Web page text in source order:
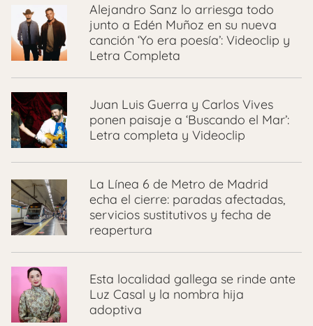
Alejandro Sanz lo arriesga todo
junto a Edén Muñoz en su nueva
canción ‘Yo era poesía’: Videoclip y
Letra Completa
Juan Luis Guerra y Carlos Vives
ponen paisaje a ‘Buscando el Mar’:
Letra completa y Videoclip
La Línea 6 de Metro de Madrid
echa el cierre: paradas afectadas,
servicios sustitutivos y fecha de
reapertura
Esta localidad gallega se rinde ante
Luz Casal y la nombra hija
adoptiva